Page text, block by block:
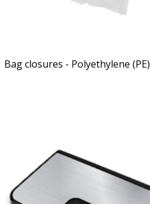
Bag closures - Polyethylene (PE)